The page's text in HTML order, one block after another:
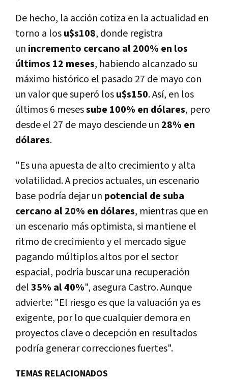
De hecho, la acción cotiza en la actualidad en
torno a losu$s108, donde registra
un incremento cercano al 200% en los
últimos 12 meses, habiendo alcanzado su
máximo histórico el pasado 27 de mayo con
un valor que superó losu$s150. Así, en los
últimos 6 mesessube 100% en dólares, pero
desde el 27 de mayo desciende un 28% en
dólares.
"Es una apuesta de alto crecimiento y alta
volatilidad. A precios actuales, un escenario
base podría dejar un potencial de suba
cercano al 20% en dólares, mientras que en
un escenario más optimista, si mantiene el
ritmo de crecimiento y el mercado sigue
pagando múltiplos altos por el sector
espacial, podría buscar una recuperación
del35% al 40%", asegura Castro.Aunque
advierte: "El riesgo es que la valuación ya es
exigente, por lo que cualquier demora en
proyectos clave o decepción en resultados
podría generar correcciones fuertes".
TEMAS RELACIONADOS